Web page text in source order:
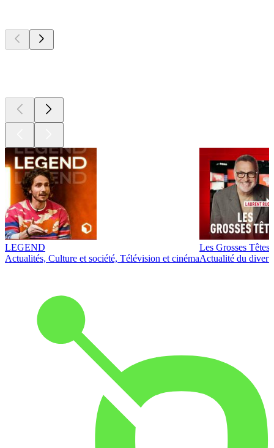
LEGEND
Actualités, Culture et société, Télévision et cinéma
Les Grosses Têtes
Actualité du